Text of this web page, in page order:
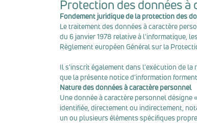
Protection des données
Fondement juridique de la protection des
Le traitement des données à caractère
du 6 janvier 1978 relative à l'informatique,
Règlement européen Général sur la
Il s'inscrit également dans l'exécution de la
que la présente notice d'information
Nature des données à caractère personnel
Une donnée à caractère personnel
identifiée, directement ou indirectement,
un ou plusieurs éléments spécifiques